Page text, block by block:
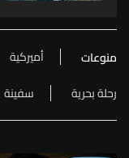
منوعات أميركية
رحلة بحرية
سفينة